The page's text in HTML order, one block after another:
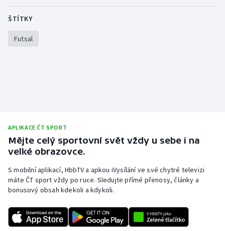
Rychlostní kanoistika
Short track
Veslování
Volejbal
Ostatní
ŠTÍTKY
Futsal
APLIKACE ČT SPORT
Mějte celý sportovní svět vždy u sebe i na
velké obrazovce.
S mobilní aplikací, HbbTV a apkou iVysílání ve své chytré televizi
máte ČT sport vždy po ruce. Sledujte přímé přenosy, články a
bonusový obsah kdekoli a kdykoli.